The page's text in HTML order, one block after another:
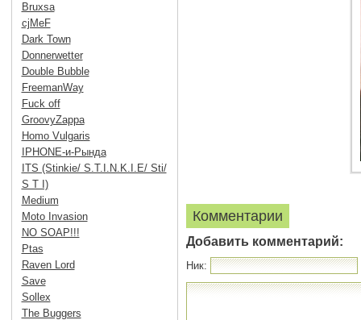
Комментарии
Добавить комментарий:
Ник:
Bruxsa
cjMeF
Dark Town
Donnerwetter
Double Bubble
FreemanWay
Fuck off
GroovyZappa
Homo Vulgaris
IPHONE-и-Рында
ITS (Stinkie/ S.T.I.N.K.I.E/ Sti/
S T I)
Medium
Moto Invasion
NO SOAP!!!
Ptas
Raven Lord
Save
Sollex
The Buggers